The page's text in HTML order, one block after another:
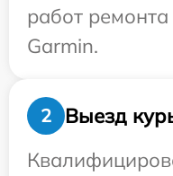
работ
Garmin.
2
Выезд